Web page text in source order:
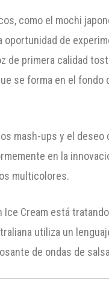
como el mochi
de
primera calidad
se forma en el
mash-ups y el
en la
multicolores.
Ice Cream está
utiliza un
de ondas de